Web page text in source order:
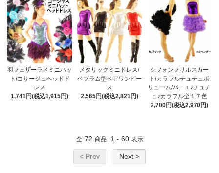
羽フェザーラメミニハッ
ト/コサージュヘッドド
レス
1,741円(税込1,915円)
メタリックミニドレス/
ペプラム型ベアワンピー
ス
2,565円(税込2,821円)
シフォンフリルスカー
ト/カラフルチュチュボ
リューム/パニエ♪チュチ
ュ♪カラフル全１７色
2,700円(税込2,970円)
全 72 商品 1 - 60 表示
< Prev Next >